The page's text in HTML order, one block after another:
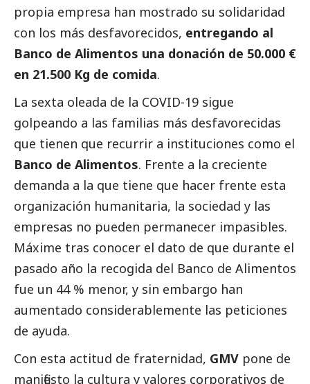
propia empresa han mostrado su solidaridad
con los más desfavorecidos, entregando al
Banco de Alimentos una donación de 50.000 €
en 21.500 Kg de comida.
La sexta oleada de la COVID-19 sigue
golpeando a las familias más desfavorecidas
que tienen que recurrir a instituciones como el
Banco de Alimentos. Frente a la creciente
demanda a la que tiene que hacer frente esta
organización humanitaria, la sociedad y las
empresas no pueden permanecer impasibles.
Máxime tras conocer el dato de que durante el
pasado año la recogida del Banco de Alimentos
fue un 44 % menor, y sin embargo han
aumentado considerablemente las peticiones
de ayuda.
Con esta actitud de fraternidad, GMV pone de
manifiesto la cultura y valores corporativos de